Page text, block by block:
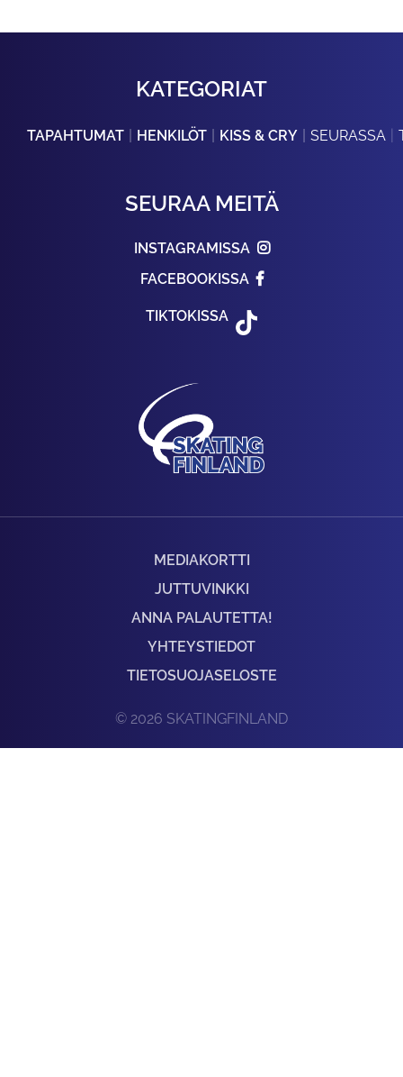
KATEGORIAT
TAPAHTUMAT HENKILÖT KISS & CRY SEURASSA
SEURAA MEITÄ
INSTAGRAMISSA
FACEBOOKISSA
TIKTOKISSA
MEDIAKORTTI
JUTTUVINKKI
ANNA PALAUTETTA!
YHTEYSTIEDOT
TIETOSUOJASELOSTE
© 2026 SKATINGFINLAND